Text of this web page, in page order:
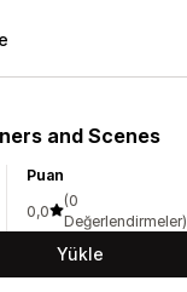
and Scenes
Puan
0,0
(0
Değerlendirmeler)
Yükle